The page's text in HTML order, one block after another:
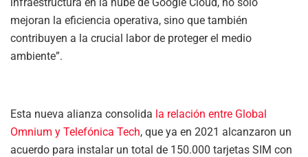
mejoran la eficiencia operativa, sino que también
contribuyen a la crucial labor de proteger el medio
ambiente”.
Esta nueva alianza consolida la relación entre Global
Omnium y Telefónica Tech, que ya en 2021 alcanzaron un
acuerdo para instalar un total de 150.000 tarjetas SIM con